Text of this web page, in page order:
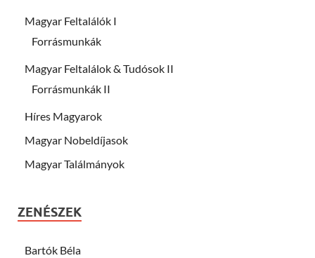
Magyar Feltalálók I
Forrásmunkák
Magyar Feltalálok & Tudósok II
Forrásmunkák II
Híres Magyarok
Magyar Nobeldíjasok
Magyar Találmányok
ZENÉSZEK
Bartók Béla